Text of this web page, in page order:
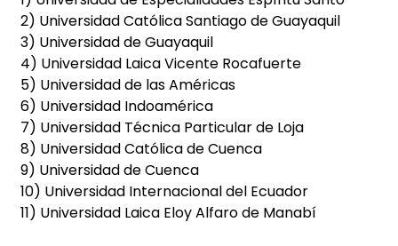
2) Universidad Católica Santiago de Guayaquil
3) Universidad de Guayaquil
4) Universidad Laica Vicente Rocafuerte
5) Universidad de las Américas
6) Universidad Indoamérica
7) Universidad Técnica Particular de Loja
8) Universidad Católica de Cuenca
9) Universidad de Cuenca
10) Universidad Internacional del Ecuador
11) Universidad Laica Eloy Alfaro de Manabí